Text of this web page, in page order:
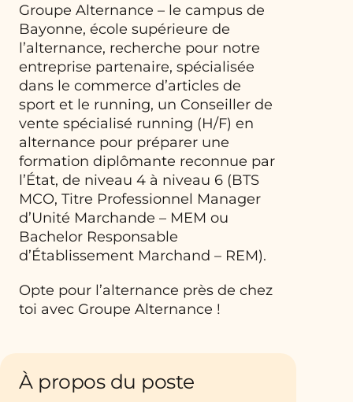
Groupe Alternance – le campus de
Bayonne, école supérieure de
l’alternance, recherche pour notre
entreprise partenaire, spécialisée
dans le commerce d’articles de
sport et le running, un Conseiller de
vente spécialisé running (H/F) en
alternance pour préparer une
formation diplômante reconnue par
l’État, de niveau 4 à niveau 6 (BTS
MCO, Titre Professionnel Manager
d’Unité Marchande – MEM ou
Bachelor Responsable
d’Établissement Marchand – REM).
Opte pour l’alternance près de chez
toi avec Groupe Alternance !
À propos du poste